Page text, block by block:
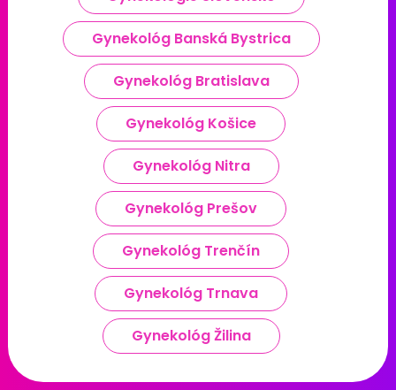
Gynekológ Banská Bystrica
Gynekológ Bratislava
Gynekológ Košice
Gynekológ Nitra
Gynekológ Prešov
Gynekológ Trenčín
Gynekológ Trnava
Gynekológ Žilina